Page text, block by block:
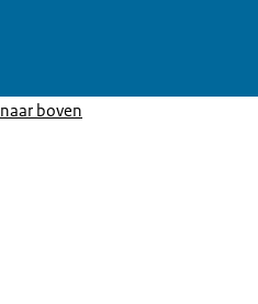
boven